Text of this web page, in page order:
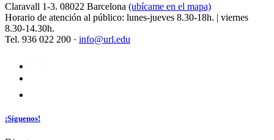
Claravall 1-3. 08022 Barcelona (ubícame en el mapa)
Horario de atención al público: lunes-jueves 8.30-18h. | viernes
8.30-14.30h.
Tel. 936 022 200 · info@url.edu
¡Síguenos!